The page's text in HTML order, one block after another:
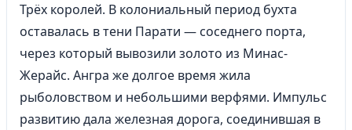
Трёх королей. В колониальный период бухта
оставалась в тени Парати — соседнего порта,
через который вывозили золото из Минас-
Жерайс. Ангра же долгое время жила
рыболовством и небольшими верфями. Импульс
развитию дала железная дорога, соединившая в